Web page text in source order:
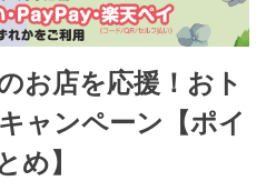
お店を応援！おト
ャンペーン【ポイ
め】